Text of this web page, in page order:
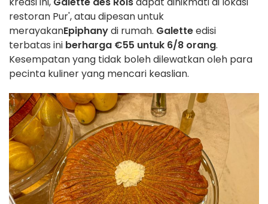
restoran Pur', atau dipesan untuk
merayakanEpiphanydi rumah. Galetteedisi
terbatas ini berharga €55 untuk 6/8 orang.
Kesempatan yang tidak boleh dilewatkan oleh para
pecinta kuliner yang mencari keaslian.